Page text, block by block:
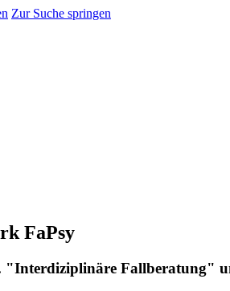
Zur Suche springen
FaPsy
"Interdiziplinäre Fallberatung"